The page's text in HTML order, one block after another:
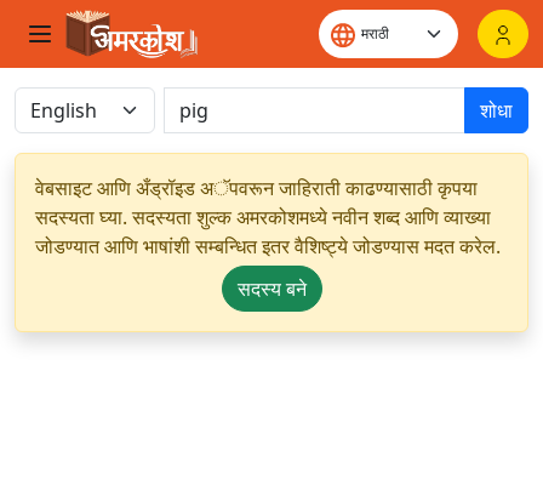
शोधा
वेबसाइट आणि अँड्रॉइड अॅपवरून जाहिराती काढण्यासाठी कृपया
सदस्यता घ्या. सदस्यता शुल्क अमरकोशमध्ये नवीन शब्द आणि व्याख्या
जोडण्यात आणि भाषांशी सम्बन्धित इतर वैशिष्ट्ये जोडण्यास मदत करेल.
सदस्य बने